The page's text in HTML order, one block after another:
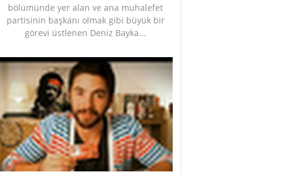
bölümünde yer alan ve ana muhalefet
partisinin başkanı olmak gibi büyük bir
görevi üstlenen Deniz Bayka...